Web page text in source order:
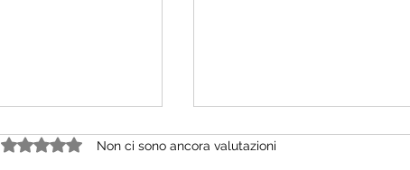
L'Italia dei nostri padri (Storia
politica di un Paese che credeva
Valutazione 0 stelle su 5.
Non ci sono ancora valutazioni